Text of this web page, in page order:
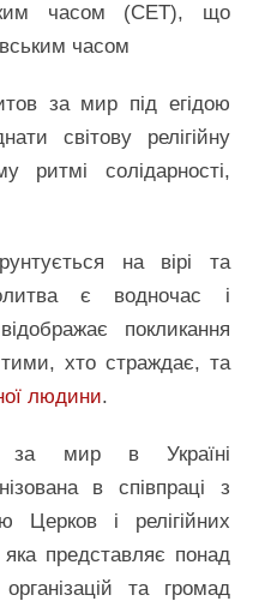
часом (CET), що
часом
за мир під егідою
світову релігійну
ритмі солідарності,
на вірі та
є водночас і
покликання
хто страждає, та
людини.
за мир в Україні
в співпраці з
Церков і релігійних
представляє понад
та громад